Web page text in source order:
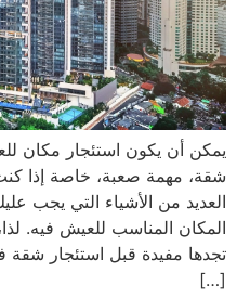
يمكن أن يكون استئجار مكان
شقة، مهمة صعبة، خاصة إذا
العديد من الأشياء التي يجب
المكان المناسب للعيش فيه.
[…]